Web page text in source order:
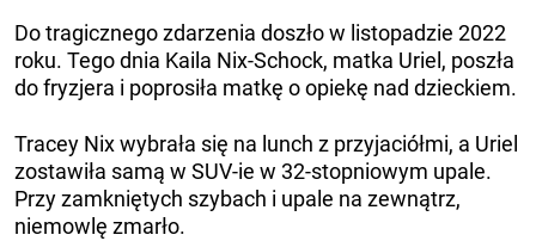
Do tragicznego zdarzenia doszło w listopadzie 2022
roku. Tego dnia Kaila Nix-Schock, matka Uriel, poszła
do fryzjera i poprosiła matkę o opiekę nad dzieckiem.
Tracey Nix wybrała się na lunch z przyjaciółmi, a Uriel
zostawiła samą w SUV-ie w 32-stopniowym upale.
Przy zamkniętych szybach i upale na zewnątrz,
niemowlę zmarło.